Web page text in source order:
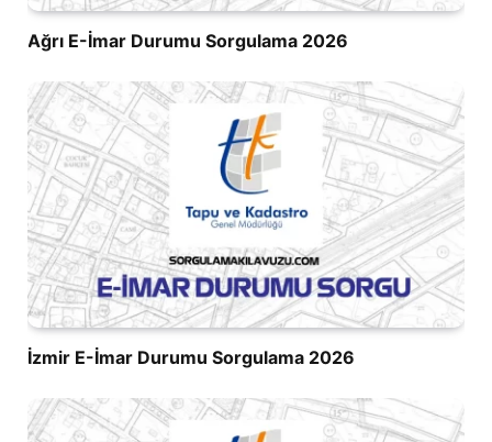
Ağrı E-İmar Durumu Sorgulama 2026
İzmir E-İmar Durumu Sorgulama 2026